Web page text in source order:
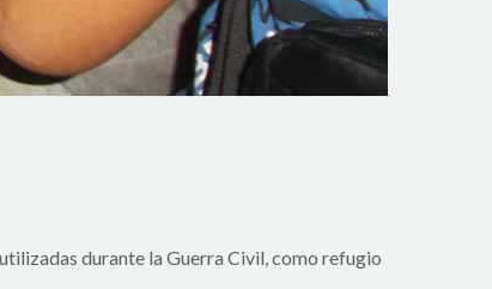
durante la Guerra Civil, como refugio